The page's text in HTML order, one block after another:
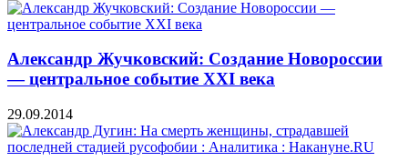
Александр Жучковский: Создание Новороссии
— центральное событие XXI века
29.09.2014